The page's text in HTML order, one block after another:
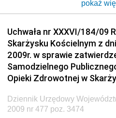
Dziennik Urzędowy
Elektronicznej
Dziennik Urzędowy
Administracji
Dziennik Urzędowy
Dziennik Urzędowy
Dziennik Urzędowy
pokaż
Uchwała nr XXXVI/184/09
Skarżysku Kościelnym z
2009r. w sprawie
Samodzielnego
Opieki Zdrowotnej w
Dziennik Urzędowy
2009 nr 477 poz. 3474